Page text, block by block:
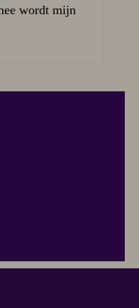
wordt mijn